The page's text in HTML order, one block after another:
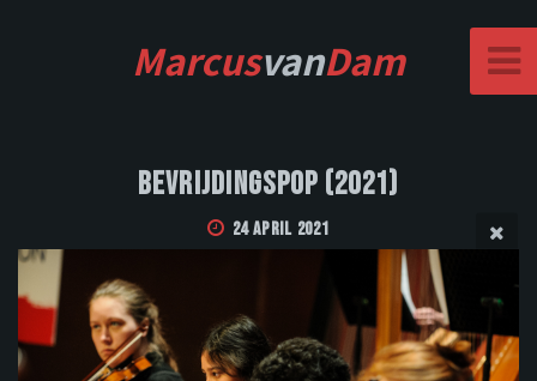
MarcusvanDam
Bevrijdingspop (2021)
24 April 2021